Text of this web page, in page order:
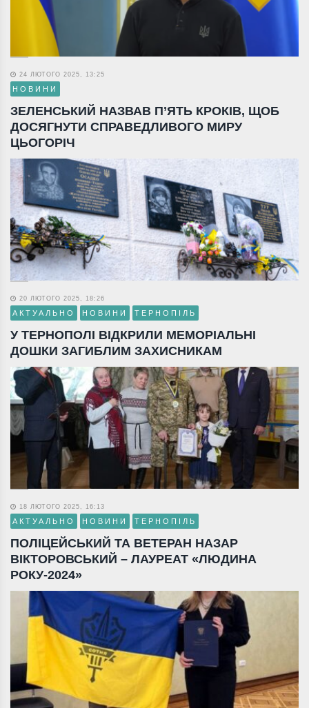
24 ЛЮТОГО 2025, 13:25
НОВИНИ
ЗЕЛЕНСЬКИЙ НАЗВАВ П’ЯТЬ КРОКІВ, ЩОБ
ДОСЯГНУТИ СПРАВЕДЛИВОГО МИРУ
ЦЬОГОРІЧ
20 ЛЮТОГО 2025, 18:26
АКТУАЛЬНО НОВИНИ ТЕРНОПІЛЬ
У ТЕРНОПОЛІ ВІДКРИЛИ МЕМОРІАЛЬНІ
ДОШКИ ЗАГИБЛИМ ЗАХИСНИКАМ
18 ЛЮТОГО 2025, 16:13
АКТУАЛЬНО НОВИНИ ТЕРНОПІЛЬ
ПОЛІЦЕЙСЬКИЙ ТА ВЕТЕРАН НАЗАР
ВІКТОРОВСЬКИЙ – ЛАУРЕАТ «ЛЮДИНА
РОКУ-2024»